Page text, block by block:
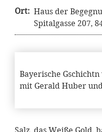
Ort: Haus der
Spitalgasse 207,
Bayerische
mit Gerald Huber